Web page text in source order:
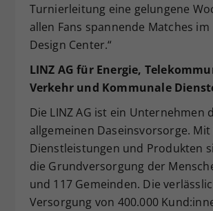
Turnierleitung eine gelungene
allen Fans spannende Matches im
Design Center.“
LINZ AG für Energie,
Verkehr und Kommunale
Die LINZ AG ist ein Unternehmen
allgemeinen Daseinsvorsorge.
Dienstleistungen und Produkten
die Grundversorgung der
und 117 Gemeinden. Die
Versorgung von 400.000